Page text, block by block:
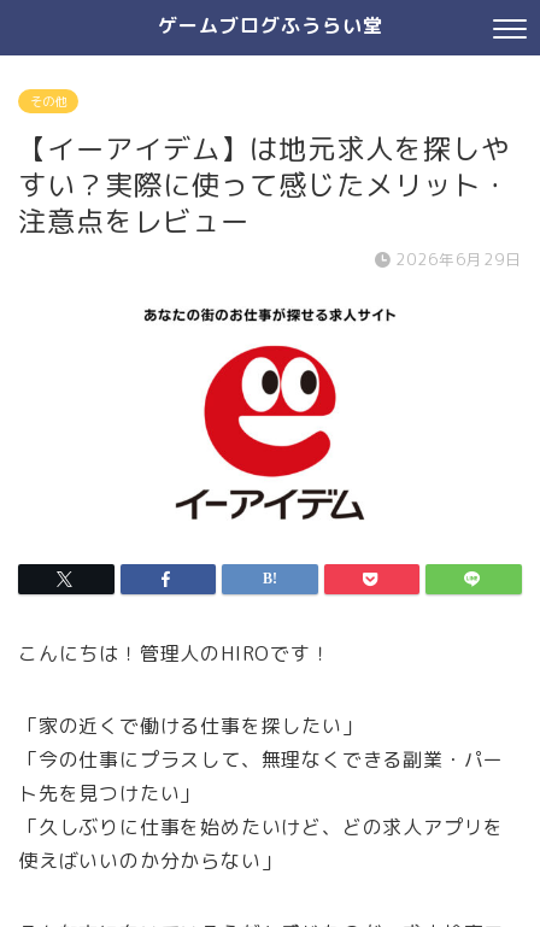
ゲームブログふうらい堂
その他
【イーアイデム】は地元求人を探しや
すい？実際に使って感じたメリット・
注意点をレビュー
2026年6月29日
こんにちは！管理人のHIROです！
「家の近くで働ける仕事を探したい」
「今の仕事にプラスして、無理なくできる副業・パー
ト先を見つけたい」
「久しぶりに仕事を始めたいけど、どの求人アプリを
使えばいいのか分からない」